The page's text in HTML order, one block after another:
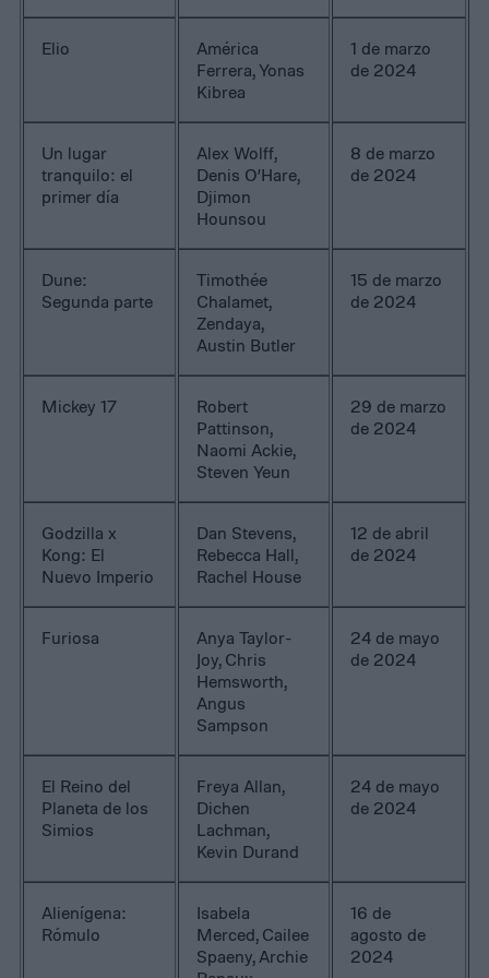
Elio
América
Ferrera, Yonas
Kibrea
1 de marzo
de 2024
Un lugar
tranquilo: el
primer día
Alex Wolff,
Denis O’Hare,
Djimon
Hounsou
8 de marzo
de 2024
Dune:
Segunda parte
Timothée
Chalamet,
Zendaya,
Austin Butler
15 de marzo
de 2024
Mickey 17
Robert
Pattinson,
Naomi Ackie,
Steven Yeun
29 de marzo
de 2024
Godzilla x
Kong: El
Nuevo Imperio
Dan Stevens,
Rebecca Hall,
Rachel House
12 de abril
de 2024
Furiosa
Anya Taylor-
Joy, Chris
Hemsworth,
Angus
Sampson
24 de mayo
de 2024
El Reino del
Planeta de los
Simios
Freya Allan,
Dichen
Lachman,
Kevin Durand
24 de mayo
de 2024
Alienígena:
Rómulo
Isabela
Merced, Cailee
Spaeny, Archie
16 de
agosto de
2024